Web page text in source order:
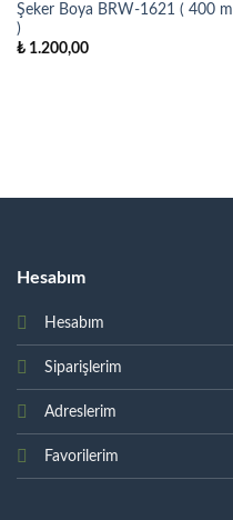
Şeker Boya BRW-1621 ( 400 ml
)
₺1.200,00
Hesabım
Hesabım
Siparişlerim
Adreslerim
Favorilerim